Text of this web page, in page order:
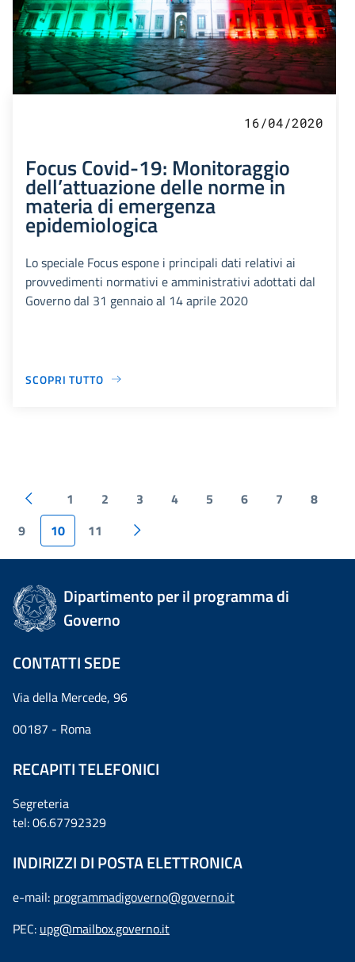
16/04/2020
Focus Covid-19: Monitoraggio
dell’attuazione delle norme in
materia di emergenza
epidemiologica
Lo speciale Focus espone i principali dati relativi ai
provvedimenti normativi e amministrativi adottati dal
Governo dal 31 gennaio al 14 aprile 2020
SCOPRI TUTTO
1 2 3 4 5 6 7
8
9
10 11
Dipartimento per il programma di
Governo
CONTATTI SEDE
Via della Mercede, 96
00187 - Roma
RECAPITI TELEFONICI
Segreteria
tel: 06.67792329
INDIRIZZI DI POSTA ELETTRONICA
e-mail: programmadigoverno@governo.it
PEC: upg@mailbox.governo.it